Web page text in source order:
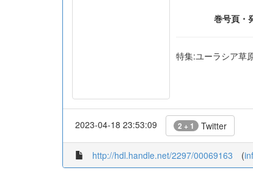
巻号頁・
特集:ユーラシア草
2023-04-18 23:53:09 2 + 1 Twitter
http://hdl.handle.net/2297/00069163 (